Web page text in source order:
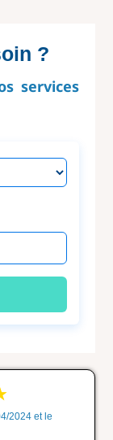
?
services
2024 et le